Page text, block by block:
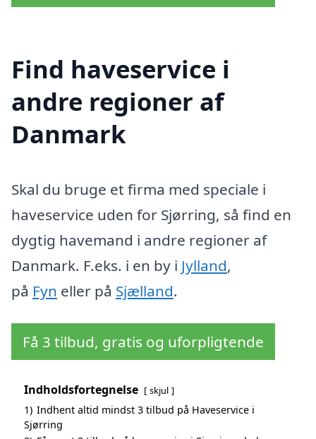
Find haveservice i
andre regioner af
Danmark
Skal du bruge et firma med speciale i
haveservice uden for Sjørring, så find en
dygtig havemand i andre regioner af
Danmark. F.eks. i en by i Jylland,
på Fyn eller på Sjælland.
Få 3 tilbud, gratis og uforpligtende
Indholdsfortegnelse skjul
1) Indhent altid mindst 3 tilbud på Haveservice i
Sjørring